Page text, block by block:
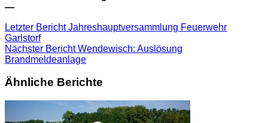
—
Letzter BerichtJahreshauptversammlung Feuerwehr
Garlstorf
Nächster BerichtWendewisch: Auslösung
Brandmeldeanlage
Ähnliche Berichte